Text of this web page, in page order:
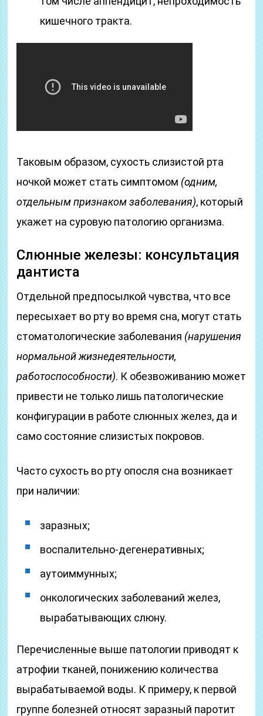
кишечного тракта.
Таковым образом, сухость слизистой рта
ночкой может стать симптомом (одним,
отдельным признаком заболевания), который
укажет на суровую патологию организма.
Слюнные железы: консультация
дантиста
Отдельной предпосылкой чувства, что все
пересыхает во рту во время сна, могут стать
стоматологические заболевания (нарушения
нормальной жизнедеятельности,
работоспособности). К обезвоживанию может
привести не только лишь патологические
конфигурации в работе слюнных желез, да и
само состояние слизистых покровов.
Часто сухость во рту опосля сна возникает
при наличии:
заразных;
воспалительно-дегенеративных;
аутоиммунных;
онкологических заболеваний желез,
вырабатывающих слюну.
Перечисленные выше патологии приводят к
атрофии тканей, понижению количества
вырабатываемой воды. К примеру, к первой
группе болезней относят заразный паротит